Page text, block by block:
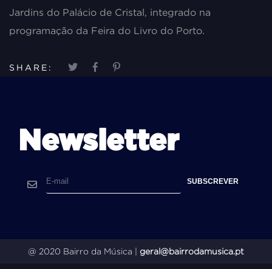
Jardins do Palácio de Cristal, integrado na
programação da Feira do Livro do Porto.
SHARE:
Newsletter
@ 2020 Bairro da Música | geral@bairrodamusica.pt